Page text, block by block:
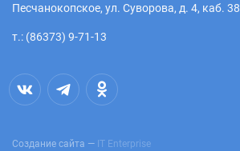
Песчанокопское, ул. Суворова, д. 4, каб. 38
т.: (86373) 9-71-13
Создание сайта — IT Enterprise